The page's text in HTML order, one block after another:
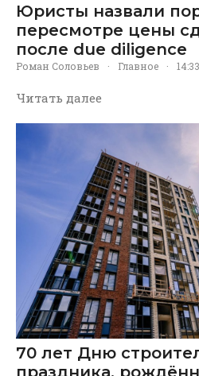
Юристы назвали
пересмотре цены
после due diligence
Роман Соловьев · Главное ·
Читать далее
70 лет Дню